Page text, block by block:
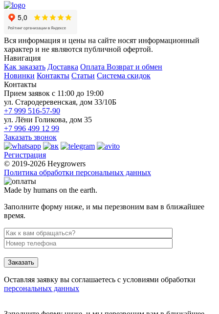
Вся информация и цены на сайте носят информационный
характер и не являются публичной офертой.
Навигация
Как заказать Доставка Оплата Возврат и обмен
Новинки Контакты Статьи Система скидок
Контакты
Прием заявок с 11:00 до 19:00
ул. Стародеревенская, дом 33/10Б
+7 999 516-57-90
ул. Лёни Голикова, дом 35
+7 996 499 12 99
Заказать звонок
Регистрация
© 2019-2026 Heygrowers
Политика обработки персональных данных
Made by humans on the earth.
Заполните форму ниже, и мы перезвоним вам в ближайшее
время.
Заказать
Оставляя заявку вы соглашаетесь с условиями обработки
персональных данных